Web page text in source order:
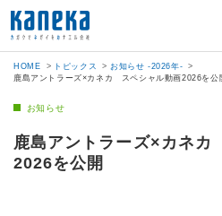
HOME トピックス
お知らせ -2026年-
鹿島アントラーズ×カネカ スペシャル動画2026を公
お知らせ
鹿島アントラーズ×カネ
2026を公開